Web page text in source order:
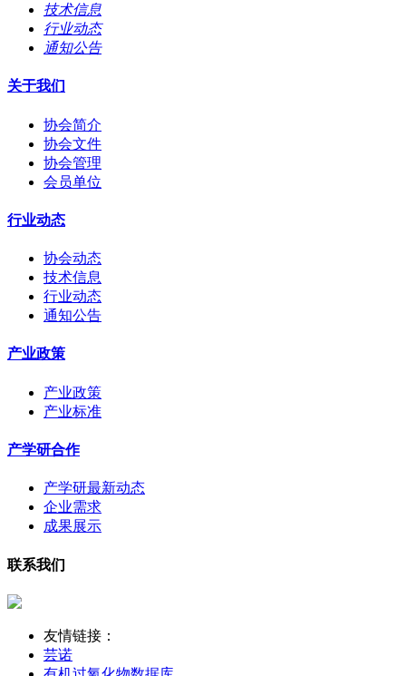
技术信息
行业动态
通知公告
关于我们
协会简介
协会文件
协会管理
会员单位
行业动态
协会动态
技术信息
行业动态
通知公告
产业政策
产业政策
产业标准
产学研合作
产学研最新动态
企业需求
成果展示
联系我们
友情链接：
芸诺